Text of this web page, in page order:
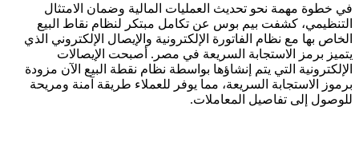
في خطوة مهمة نحو تحديث العمليات المالية وضمان الامتثال
التنظيمي، كشفت بيم بوس عن تكامل مبتكر لنظام نقاط البيع
الخاص بها مع نظام الفاتورة الإلكترونية والإيصال الإلكتروني الذي
يتميز برمز الاستجابة السريعة في مصر. أصبحت الإيصالات
الإلكترونية التي يتم إنشاؤها بواسطة نظام نقطة البيع الآن مزودة
برموز الاستجابة السريعة، مما يوفر للعملاء طريقة آمنة ومريحة
للوصول إلى تفاصيل المعاملات.